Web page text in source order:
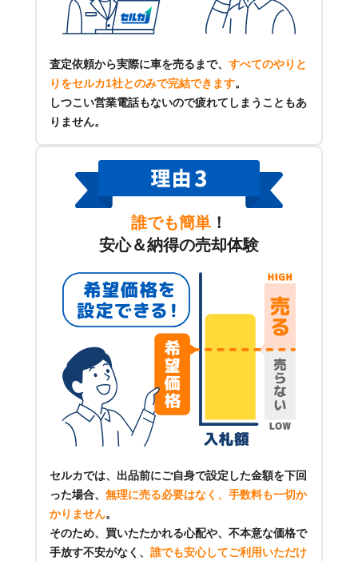
査定依頼から実際に車を売るまで、 すべてのやりと
りをセルカ1社とのみで完結できます。
しつこい営業電話もないので疲れてしまうこともあ
りません。
誰でも簡単 ！
安心＆納得の売却体験
セルカでは、出品前にご自身で設定した金額を下回
った場合、 無理に売る必要はなく、手数料も一切か
かりません。
そのため、買いたたかれる心配や、不本意な価格で
手放す不安がなく、 誰でも安心してご利用いただけ